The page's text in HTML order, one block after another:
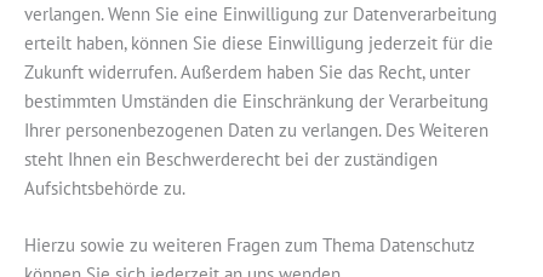
verlangen. Wenn Sie eine Einwilligung zur Datenverarbeitung
erteilt haben, können Sie diese Einwilligung jederzeit für die
Zukunft widerrufen. Außerdem haben Sie das Recht, unter
bestimmten Umständen die Einschränkung der Verarbeitung
Ihrer personenbezogenen Daten zu verlangen. Des Weiteren
steht Ihnen ein Beschwerderecht bei der zuständigen
Aufsichtsbehörde zu.
Hierzu sowie zu weiteren Fragen zum Thema Datenschutz